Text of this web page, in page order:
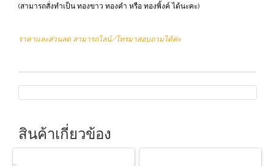
(สามารถสั่งทำเป็น ทองขาว ทองคำ หรือ ทองพิ้งค์ ได้นะคะ)
ราคาและส่วนลด สามารถไลน์/โทรมาสอบถามได้ค่ะ
สินค้าเกี่ยวข้อง